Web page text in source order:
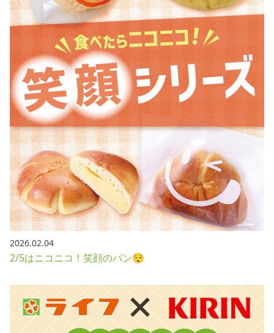
2026.02.04
2/5はニコニコ！笑顔のパン😌